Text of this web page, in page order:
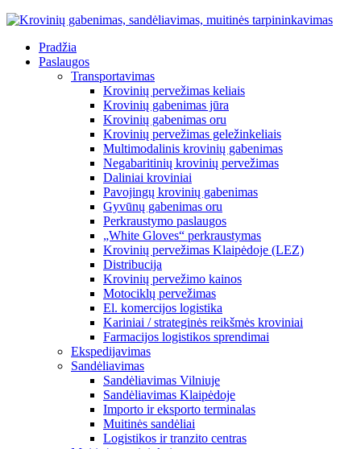
Pradžia
Paslaugos
Transportavimas
Krovinių pervežimas keliais
Krovinių gabenimas jūra
Krovinių gabenimas oru
Krovinių pervežimas geležinkeliais
Multimodalinis krovinių gabenimas
Negabaritinių krovinių pervežimas
Daliniai kroviniai
Pavojingų krovinių gabenimas
Gyvūnų gabenimas oru
Perkraustymo paslaugos
„White Gloves“ perkraustymas
Krovinių pervežimas Klaipėdoje (LEZ)
Distribucija
Krovinių pervežimo kainos
Motociklų pervežimas
El. komercijos logistika
Kariniai / strateginės reikšmės kroviniai
Farmacijos logistikos sprendimai
Ekspedijavimas
Sandėliavimas
Sandėliavimas Vilniuje
Sandėliavimas Klaipėdoje
Importo ir eksporto terminalas
Muitinės sandėliai
Logistikos ir tranzito centras